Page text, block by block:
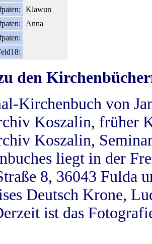
Klawun
Anna
den
Kirchenbuch von
Koszalin, früher
Koszalin,
liegt in der
8, 36043 Fulda
Deutsch Krone,
ist das